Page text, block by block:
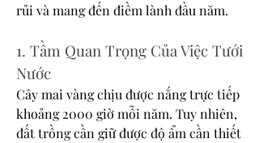
rủi và mang đến điềm lành đầu năm.
1. Tầm Quan Trọng Của Việc Tưới
Nước
Cây mai vàng chịu được nắng trực tiếp
khoảng 2000 giờ mỗi năm. Tuy nhiên,
đất trồng cần giữ được độ ẩm cần thiết